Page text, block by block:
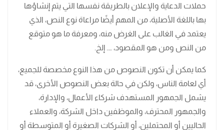
حملات الدعاية والإعلان بالطريقة نفسها التي يتم إنشاؤها
بها باللغة الأصلية، من المهم أيضًا مراعاة نوع النص، الذي
يعتمد في الغالب على الغرض منه، ومعرفة ما هو متوقع
من النص ومن هو المقصود، …. إلخ.
كما يمكن أن تكون النصوص من هذا النوع مخصصة للجميع،
أي لعامة الناس، ولكن في حالة بعض النصوص الأخرى، قد
يشمل الجمهور المستهدف شركاء الأعمال، والإدارة،
والجمهور المحترف، والموظفين داخل الشركة، والعملاء
الحاليين أو المحتملين، أو الشركات الصغيرة أو المتوسطة أو